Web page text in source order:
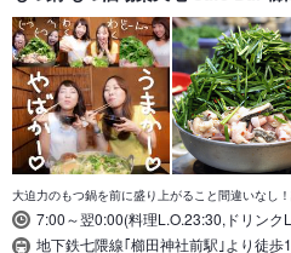
大迫力のもつ鍋を前に盛り上がること間違いなし
7:00～翌0:00(料理L.O.23:30,ドリンク
地下鉄七隈線｢櫛田神社前駅｣より徒歩